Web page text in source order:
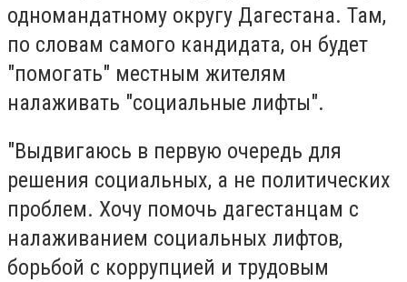
одномандатному округу Дагестана. Там,
по словам самого кандидата, он будет
"помогать" местным жителям
налаживать "социальные лифты".
"Выдвигаюсь в первую очередь для
решения социальных, а не политических
проблем. Хочу помочь дагестанцам с
налаживанием социальных лифтов,
борьбой с коррупцией и трудовым